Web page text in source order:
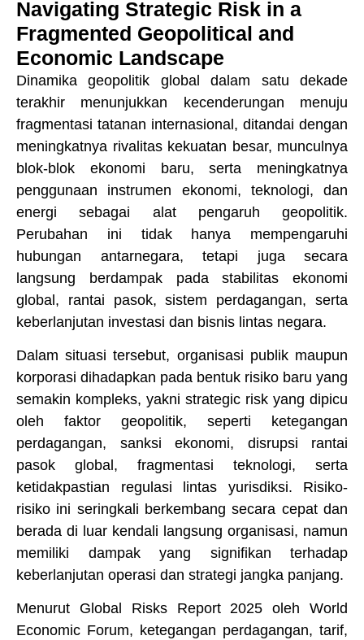
Navigating Strategic Risk in a
Fragmented Geopolitical and
Economic Landscape
Dinamika geopolitik global dalam satu dekade
terakhir menunjukkan kecenderungan menuju
fragmentasi tatanan internasional, ditandai dengan
meningkatnya rivalitas kekuatan besar, munculnya
blok-blok ekonomi baru, serta meningkatnya
penggunaan instrumen ekonomi, teknologi, dan
energi sebagai alat pengaruh geopolitik.
Perubahan ini tidak hanya mempengaruhi
hubungan antarnegara, tetapi juga secara
langsung berdampak pada stabilitas ekonomi
global, rantai pasok, sistem perdagangan, serta
keberlanjutan investasi dan bisnis lintas negara.
Dalam situasi tersebut, organisasi publik maupun
korporasi dihadapkan pada bentuk risiko baru yang
semakin kompleks, yakni strategic risk yang dipicu
oleh faktor geopolitik, seperti ketegangan
perdagangan, sanksi ekonomi, disrupsi rantai
pasok global, fragmentasi teknologi, serta
ketidakpastian regulasi lintas yurisdiksi. Risiko-
risiko ini seringkali berkembang secara cepat dan
berada di luar kendali langsung organisasi, namun
memiliki dampak yang signifikan terhadap
keberlanjutan operasi dan strategi jangka panjang.
Menurut Global Risks Report 2025 oleh World
Economic Forum, ketegangan perdagangan, tarif,